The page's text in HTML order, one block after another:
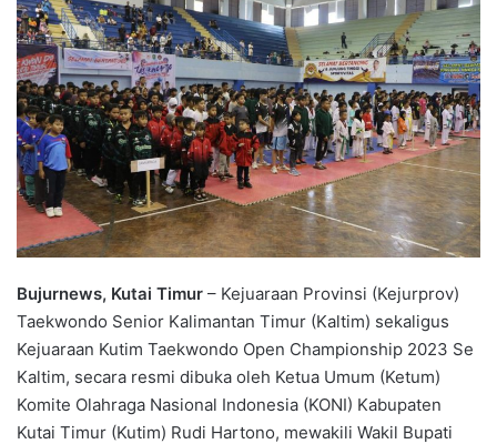
Bujurnews, Kutai Timur – Kejuaraan Provinsi (Kejurprov)
Taekwondo Senior Kalimantan Timur (Kaltim) sekaligus
Kejuaraan Kutim Taekwondo Open Championship 2023 Se
Kaltim, secara resmi dibuka oleh Ketua Umum (Ketum)
Komite Olahraga Nasional Indonesia (KONI) Kabupaten
Kutai Timur (Kutim) Rudi Hartono, mewakili Wakil Bupati